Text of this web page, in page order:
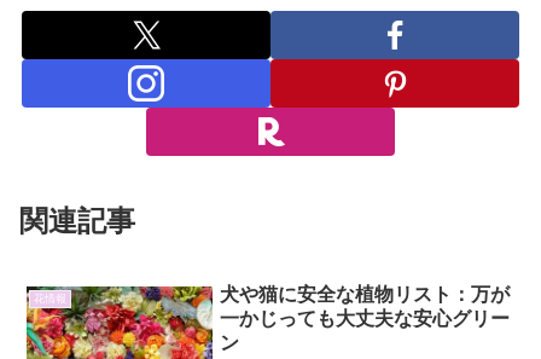
関連記事
花情報
犬や猫に安全な植物リスト：万が
一かじっても大丈夫な安心グリー
ン